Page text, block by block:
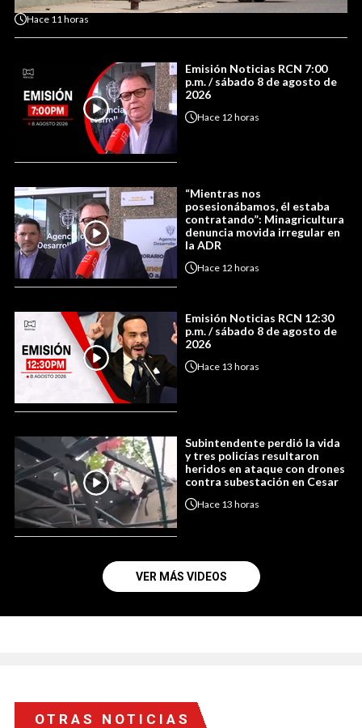
Hace 11 horas
Emisión Noticias RCN 7:00
p.m. / sábado 8 de agosto de
2026
Hace 12 horas
“Mientras nos
posesionábamos, él estaba
contratando”: Minagricultura
denuncia movida irregular en
la ADR
Hace 12 horas
Emisión Noticias RCN 12:30
p.m. / sábado 8 de agosto de
2026
Hace 13 horas
Subintendente perdió la vida
y tres policías resultaron
heridos en ataque con drones
contra subestación en Cesar
Hace 13 horas
VER MÁS VIDEOS
OTRAS NOTICIAS